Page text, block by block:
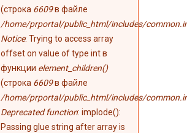
(строка 6609в файле
/home/prportal/public_html/includes/
Notice: Trying to access array
offset on value of type int в
функции element_children()
(строка 6609в файле
/home/prportal/public_html/includes/
Deprecated function: implode():
Passing glue string after array is